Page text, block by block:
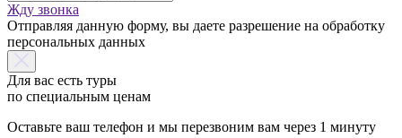
Жду звонка
Отправляя данную форму, вы даете разрешение на обработку
персональных данных
Для вас есть туры
по специальным ценам
Оставьте ваш телефон и мы перезвоним вам через 1 минуту